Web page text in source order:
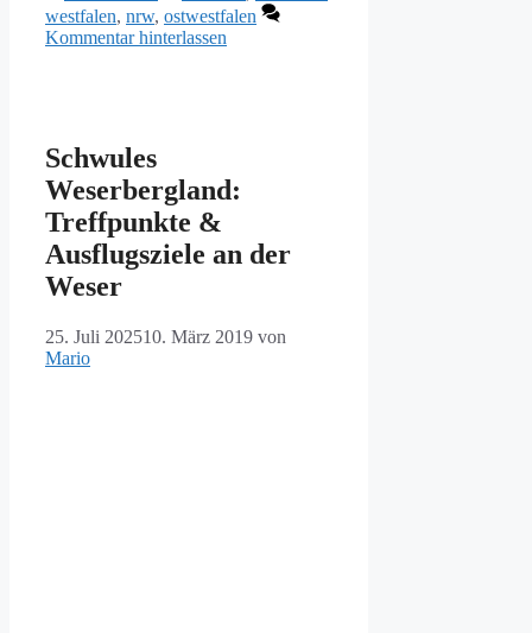
westfalen, nrw, ostwestfalen
Kommentar hinterlassen
Schwules
Weserbergland:
Treffpunkte &
Ausflugsziele an der
Weser
25. Juli 202510. März 2019 von
Mario